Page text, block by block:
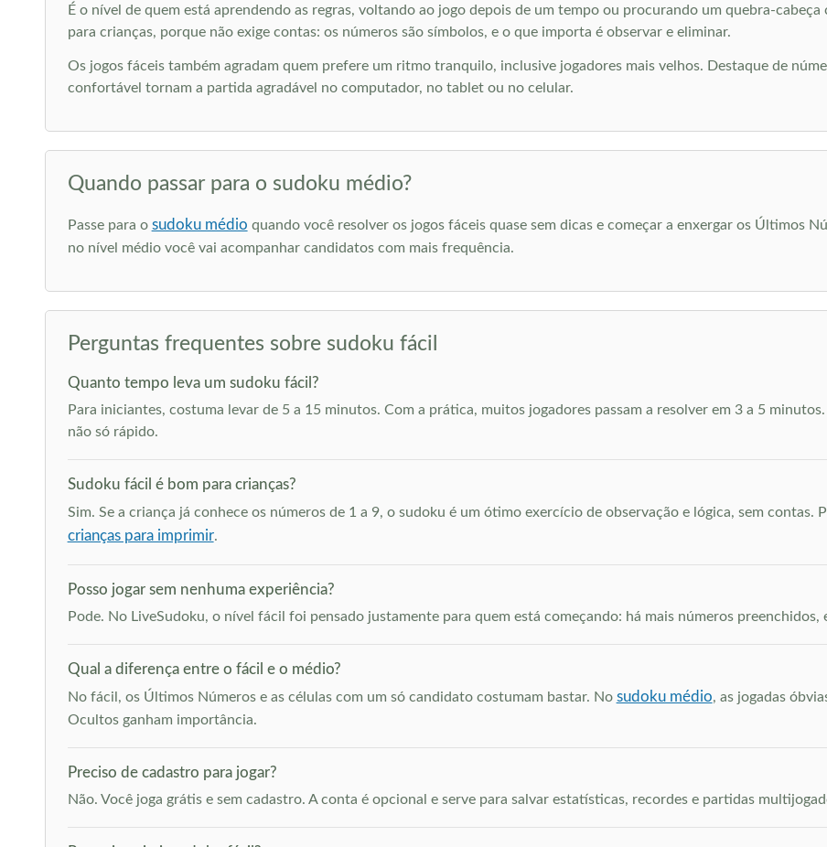
É o nível de quem está aprendendo as regras, voltando ao jogo depois de um tempo ou procurando um quebra-
para crianças, porque não exige contas: os números são símbolos, e o que importa é observar e eliminar.
Os jogos fáceis também agradam quem prefere um ritmo tranquilo, inclusive jogadores mais velhos. Destaque de
confortável tornam a partida agradável no computador, no tablet ou no celular.
Quando passar para o sudoku médio?
Passe para o sudoku médio quando você resolver os jogos fáceis quase sem dicas e começar a enxergar os Últimos
no nível médio você vai acompanhar candidatos com mais frequência.
Perguntas frequentes sobre sudoku fácil
Quanto tempo leva um sudoku fácil?
Para iniciantes, costuma levar de 5 a 15 minutos. Com a prática, muitos jogadores passam a resolver em 3 a 5
não só rápido.
Sudoku fácil é bom para crianças?
Sim. Se a criança já conhece os números de 1 a 9, o sudoku é um ótimo exercício de observação e lógica, sem contas.
crianças para imprimir.
Posso jogar sem nenhuma experiência?
Pode. No LiveSudoku, o nível fácil foi pensado justamente para quem está começando: há mais números preenchidos,
Qual a diferença entre o fácil e o médio?
No fácil, os Últimos Números e as células com um só candidato costumam bastar. No sudoku médio, as jogadas
Ocultos ganham importância.
Preciso de cadastro para jogar?
Não. Você joga grátis e sem cadastro. A conta é opcional e serve para salvar estatísticas, recordes e partidas